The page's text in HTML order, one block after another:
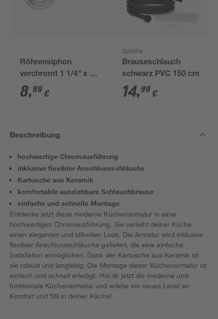
Röhrensiphon
verchromt 1 1/4" x 32
mm
8,99 €
Schütte
Brauseschlauch
schwarz PVC 150 cm
14,99 €
Beschreibung
hochwertige Chromausführung
inklusive flexibler Anschlussschläuche
Kartusche aus Keramik
komfortable ausziehbare Schlauchbrause
einfache und schnelle Montage
Entdecke jetzt diese moderne Küchenarmatur in einer
hochwertigen Chromausführung. Sie verleiht deiner Küche
einen eleganten und stilvollen Look. Die Armatur wird inklusive
flexibler Anschlussschläuche geliefert, die eine einfache
Installation ermöglichen. Dank der Kartusche aus Keramik ist
sie robust und langlebig. Die Montage dieser Küchenarmatur ist
einfach und schnell erledigt. Hol dir jetzt die moderne und
funktionale Küchenarmatur und erlebe ein neues Level an
Komfort und Stil in deiner Küche!